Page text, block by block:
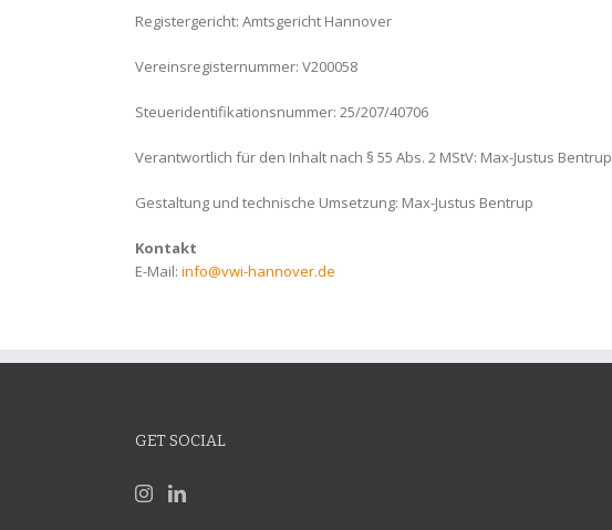
Registergericht: Amtsgericht Hannover
Vereinsregisternummer: V200058
Steueridentifikationsnummer: 25/207/40706
Verantwortlich für den Inhalt nach § 55 Abs. 2 MStV: Max-Justus Bentrup
Gestaltung und technische Umsetzung: Max-Justus Bentrup
Kontakt
E-Mail: info@vwi-hannover.de
GET SOCIAL